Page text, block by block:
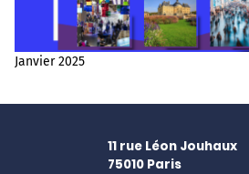
Janvier 2025
11 rue Léon Jouhaux
75010 Paris